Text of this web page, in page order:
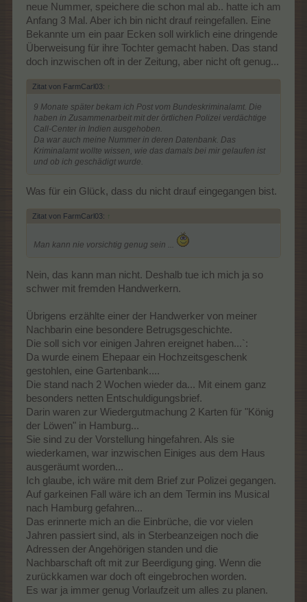
neue Nummer, speichere die schon mal ab.. hatte ich am
Anfang 3 Mal. Aber ich bin nicht drauf reingefallen. Eine
Bekannte um ein paar Ecken soll wirklich eine dringende
Überweisung für ihre Tochter gemacht haben. Das stand
doch inzwischen oft in der Zeitung, aber nicht oft genug...
Zitat von FarmCarl03: ↑
9 Monate später bekam ich Post vom Bundeskriminalamt. Die
haben in Zusammenarbeit mit der örtlichen Polizei verdächtige
Call-Center in Indien ausgehoben.
Da war auch meine Nummer in deren Datenbank. Das
Kriminalamt wollte wissen, wie das damals bei mir gelaufen ist
und ob ich geschädigt wurde.
Was für ein Glück, dass du nicht drauf eingegangen bist.
Zitat von FarmCarl03: ↑
Man kann nie vorsichtig genug sein ...
Nein, das kann man nicht. Deshalb tue ich mich ja so
schwer mit fremden Handwerkern.
Übrigens erzählte einer der Handwerker von meiner
Nachbarin eine besondere Betrugsgeschichte.
Die soll sich vor einigen Jahren ereignet haben...`:
Da wurde einem Ehepaar ein Hochzeitsgeschenk
gestohlen, eine Gartenbank....
Die stand nach 2 Wochen wieder da... Mit einem ganz
besonders netten Entschuldigungsbrief.
Darin waren zur Wiedergutmachung 2 Karten für "König
der Löwen" in Hamburg...
Sie sind zu der Vorstellung hingefahren. Als sie
wiederkamen, war inzwischen Einiges aus dem Haus
ausgeräumt worden...
Ich glaube, ich wäre mit dem Brief zur Polizei gegangen.
Auf garkeinen Fall wäre ich an dem Termin ins Musical
nach Hamburg gefahren...
Das erinnerte mich an die Einbrüche, die vor vielen
Jahren passiert sind, als in Sterbeanzeigen noch die
Adressen der Angehörigen standen und die
Nachbarschaft oft mit zur Beerdigung ging. Wenn die
zurückkamen war doch oft eingebrochen worden.
Es war ja immer genug Vorlaufzeit um alles zu planen.